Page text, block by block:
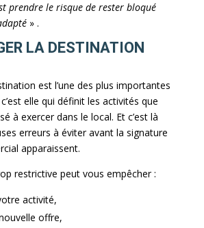
prendre le risque de rester bloqué
» .
LA DESTINATION
est l’une des plus importantes
elle qui définit les activités que
à exercer dans le local. Et c’est là
erreurs à éviter avant la signature
apparaissent.
restrictive peut vous empêcher :
activité,
offre,